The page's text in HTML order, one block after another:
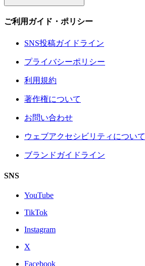
ご利用ガイド・ポリシー
SNS投稿ガイドライン
プライバシーポリシー
利用規約
著作権について
お問い合わせ
ウェブアクセシビリティについて
ブランドガイドライン
SNS
YouTube
TikTok
Instagram
X
Facebook